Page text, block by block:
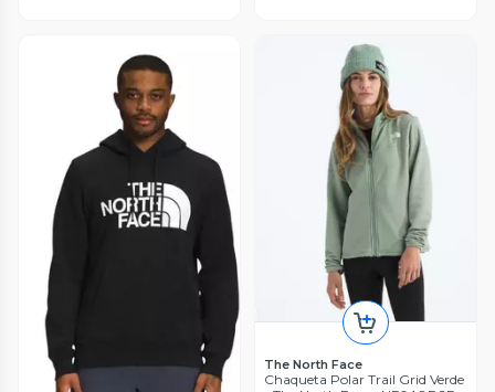
The North Face
Chaqueta Polar Trail Grid Verde